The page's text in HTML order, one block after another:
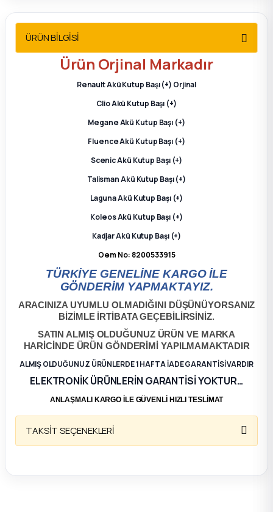
Sedan
Parça
ÜRÜN BİLGİSİ
Ürün Orjinal Markadır
Renault Akü Kutup Başı (+) Orjinal
Clio Akü Kutup Başı (+)
Megane Akü Kutup Başı (+)
Fluence Akü Kutup Başı (+)
Scenic Akü Kutup Başı (+)
Talisman Akü Kutup Başı (+)
Laguna Akü Kutup Başı (+)
Koleos Akü Kutup Başı (+)
Kadjar Akü Kutup Başı (+)
Oem No: 8200533915
TÜRKİYE GENELİNE KARGO İLE
GÖNDERİM YAPMAKTAYIZ.
ARACINIZA UYUMLU OLMADIĞINI DÜŞÜNÜYORSANIZ
BİZİMLE İRTİBATA GEÇEBİLİRSİNİZ.
SATIN ALMIŞ OLDUĞUNUZ ÜRÜN VE MARKA
HARİCİNDE ÜRÜN GÖNDERİMİ YAPILMAMAKTADIR
ALMIŞ OLDUĞUNUZ ÜRÜNLERDE 1 HAFTA İADE GARANTİSİ VARDIR
ELEKTRONİK ÜRÜNLERİN GARANTİSİ YOKTUR…
ANLAŞMALI KARGO İLE GÜVENLİ HIZLI TESLİMAT
TAKSİT SEÇENEKLERİ